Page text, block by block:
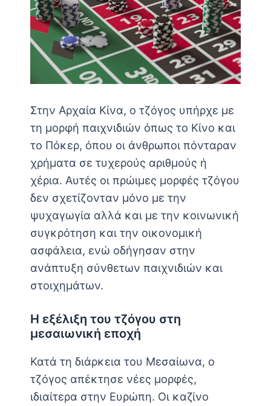
Στην Αρχαία Κίνα, ο τζόγος υπήρχε με
τη μορφή παιχνιδιών όπως το Κίνο και
το Πόκερ, όπου οι άνθρωποι πόνταραν
χρήματα σε τυχερούς αριθμούς ή
χέρια. Αυτές οι πρώιμες μορφές τζόγου
δεν σχετίζονταν μόνο με την
ψυχαγωγία αλλά και με την κοινωνική
συγκρότηση και την οικονομική
ασφάλεια, ενώ οδήγησαν στην
ανάπτυξη σύνθετων παιχνιδιών και
στοιχημάτων.
Η εξέλιξη του τζόγου στη
μεσαιωνική εποχή
Κατά τη διάρκεια του Μεσαίωνα, ο
τζόγος απέκτησε νέες μορφές,
ιδιαίτερα στην Ευρώπη. Οι καζίνο